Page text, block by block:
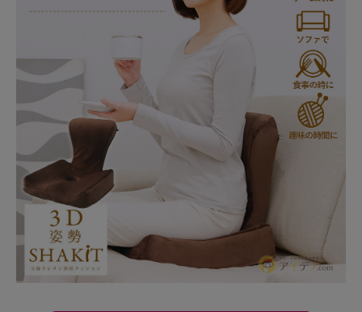
新商品
暑さ・紫外線対策グッズ
推し活グッズ
掃除グッズ
生活雑貨
ビューティー